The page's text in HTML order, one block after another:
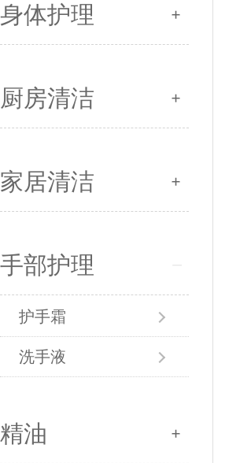
身体护理
厨房清洁
家居清洁
手部护理
护手霜
洗手液
精油